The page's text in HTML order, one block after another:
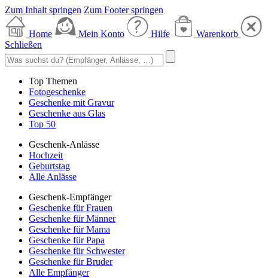
Zum Inhalt springen Zum Footer springen
Home Mein Konto Hilfe
Warenkorb
Schließen
Top Themen
Fotogeschenke
Geschenke mit Gravur
Geschenke aus Glas
Top 50
Geschenk-Anlässe
Hochzeit
Geburtstag
Alle Anlässe
Geschenk-Empfänger
Geschenke für Frauen
Geschenke für Männer
Geschenke für Mama
Geschenke für Papa
Geschenke für Schwester
Geschenke für Bruder
Alle Empfänger